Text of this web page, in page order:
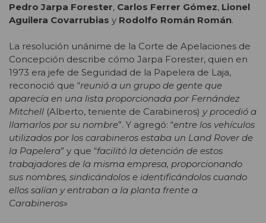
Pedro Jarpa Forester, Carlos Ferrer Gómez, Lionel
Aguilera Covarrubias y Rodolfo Román Román.
La resolución unánime de la Corte de Apelaciones de
Concepción describe cómo Jarpa Forester, quien en
1973 era jefe de Seguridad de la Papelera de Laja,
reconoció que “reunió a un grupo de gente que
aparecía en una lista proporcionada por Fernández
Mitchell (Alberto, teniente de Carabineros) y procedió a
llamarlos por su nombre”. Y agregó: “entre los vehículos
utilizados por los carabineros estaba un Land Rover de
la Papelera” y que “facilitó la detención de estos
trabajadores de la misma empresa, proporcionando
sus nombres, sindicándolos e identificándolos cuando
ellos salían y entraban a la planta frente a
Carabineros»